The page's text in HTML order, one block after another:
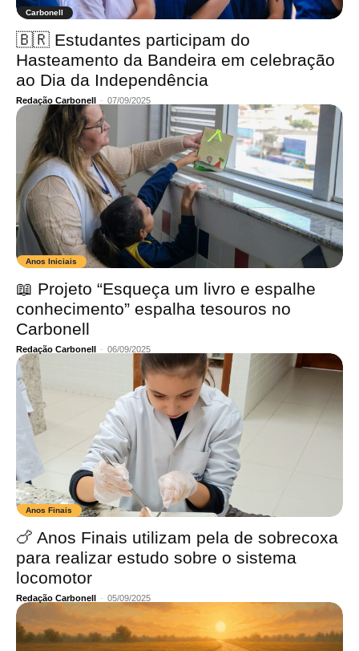
Carbonell
🇧🇷 Estudantes participam do
Hasteamento da Bandeira em celebração
ao Dia da Independência
Redação Carbonell - 07/09/2025
Anos Iniciais
📖 Projeto “Esqueça um livro e espalhe
conhecimento” espalha tesouros no
Carbonell
Redação Carbonell - 06/09/2025
Anos Finais
🍗 Anos Finais utilizam pela de sobrecoxa
para realizar estudo sobre o sistema
locomotor
Redação Carbonell - 05/09/2025